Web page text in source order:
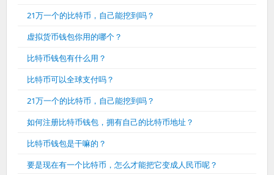
21万一个的比特币，自己能挖到吗？
虚拟货币钱包你用的哪个？
比特币钱包有什么用？
比特币可以全球支付吗？
21万一个的比特币，自己能挖到吗？
如何注册比特币钱包，拥有自己的比特币地址？
比特币钱包是干嘛的？
要是现在有一个比特币，怎么才能把它变成人民币呢？